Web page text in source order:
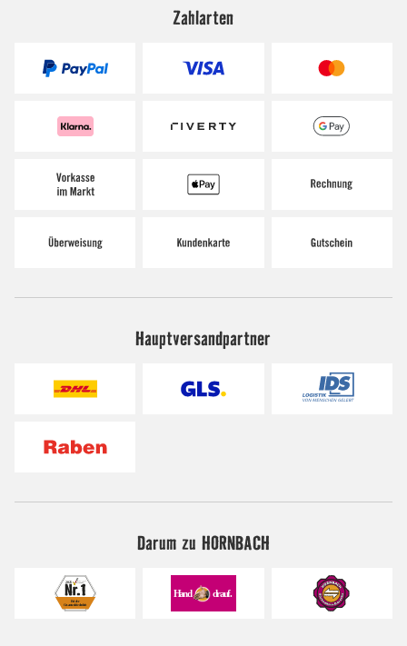
Zahlarten
Hauptversandpartner
Darum zu HORNBACH